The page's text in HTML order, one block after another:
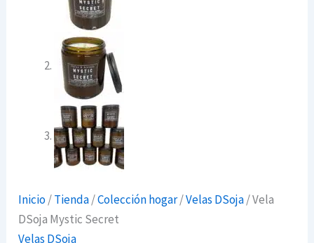
Inicio/Tienda/Colección hogar/Velas DSoja/ Vela
DSoja Mystic Secret
Velas DSoja